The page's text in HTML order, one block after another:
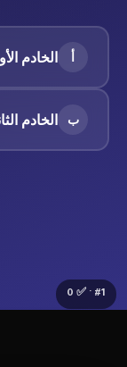
الخادم
ب الخادم
#1
· ✅
0